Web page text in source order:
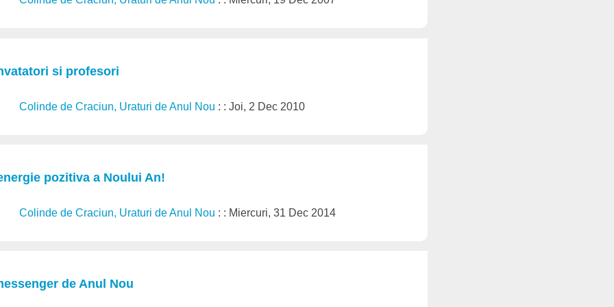
si profesori
Colinde de Craciun, Uraturi de Anul Nou : : Joi, 2 Dec 2010
pozitiva a Noului An!
Colinde de Craciun, Uraturi de Anul Nou : : Miercuri, 31 Dec 2014
de Anul Nou